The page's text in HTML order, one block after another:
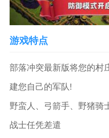
游戏特点
部落冲突最新版将您的村
建您自己的军队!
野蛮人、弓箭手、野猪骑
战士任凭差遣